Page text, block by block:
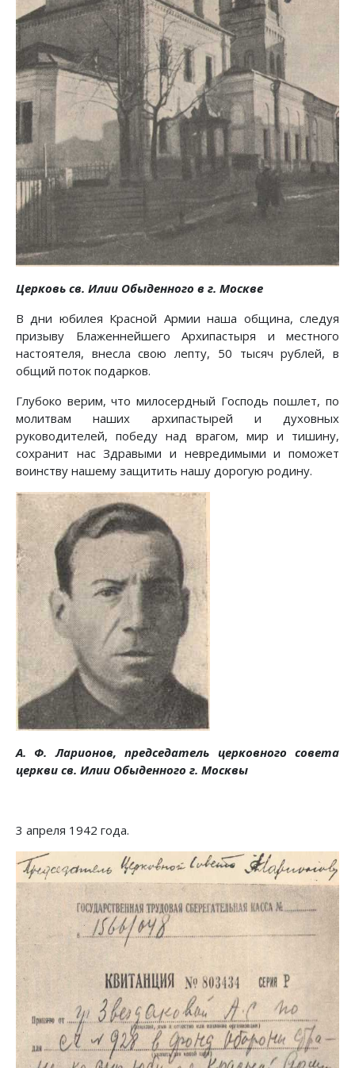
Церковь св. Илии Обыденного в г. Москве
В дни юбилея Красной Армии наша община, следуя
призыву Блаженнейшего Архипастыря и местного
настоятеля, внесла свою лепту, 50 тысяч рублей, в
общий поток подарков.
Глубоко верим, что милосердный Господь пошлет, по
молитвам наших архипастырей и духовных
руководителей, победу над врагом, мир и тишину,
сохранит нас Здравыми и невредимыми и поможет
воинству нашему защитить нашу дорогую родину.
А. Ф. Ларионов, председатель церковного совета
церкви св. Илии Обыденного г. Москвы
3 апреля 1942 года.